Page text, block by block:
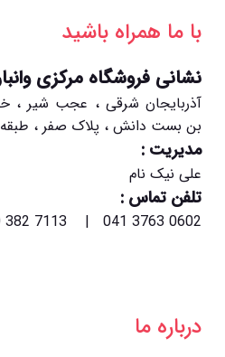
با ما همراه باشید
نشانی فروشگاه مرکزی
آذربایجان شرقی ، عجب شیر ،
بن بست دانش ، پلاک صفر ، طبقه
مدیریت :
علی نیک نام
تلفن تماس :
0602 3763 041 | 7113 382 0930
درباره ما